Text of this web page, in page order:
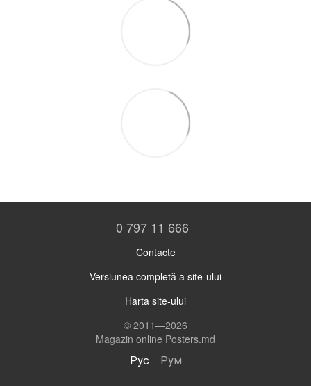
0 797 11 666
Contacte
Versiunea completă a site-ului
Harta site-ului
© 2011—2026
Magazin online Posters.md
Рус Рум